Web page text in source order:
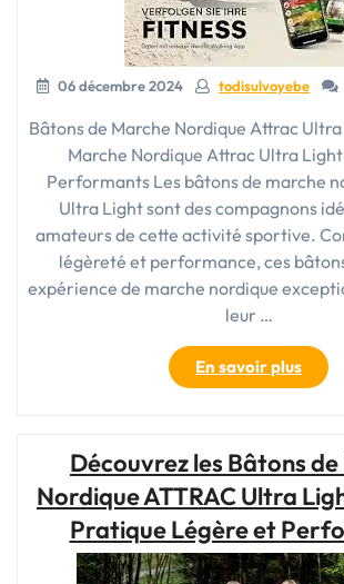
06 décembre 2024 todisulvoyebe
Bâtons de Marche Nordique Attrac
Marche Nordique Attrac Ultra
Performants Les bâtons de marche
Ultra Light sont des compagnons
amateurs de cette activité sportive.
légèreté et performance, ces
expérience de marche nordique
leur …
En savoir plus«
les
Ultra
Light:
Découvrez les Bâtons
Nordique ATTRAC Ultra
Pratique Légère et